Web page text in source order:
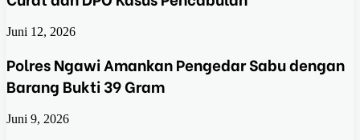
Juni 12, 2026
Polres Ngawi Amankan Pengedar Sabu dengan
Barang Bukti 39 Gram
Juni 9, 2026